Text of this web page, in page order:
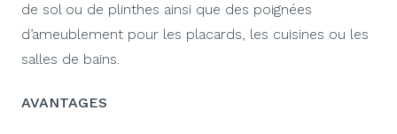
de sol ou de plinthes ainsi que des poignées
d’ameublement pour les placards, les cuisines ou les
salles de bains.
AVANTAGES